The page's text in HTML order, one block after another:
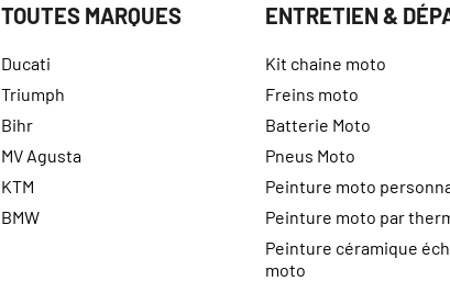
TOUTES MARQUES
Ducati
Triumph
Bihr
MV Agusta
KTM
BMW
ENTRETIEN &
Kit chaine moto
Freins moto
Batterie Moto
Pneus Moto
Peinture moto
Peinture moto par
Peinture céramique
moto